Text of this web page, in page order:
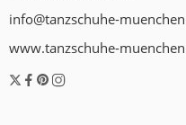
info@tanzschuhe-
www.tanzschuhe-